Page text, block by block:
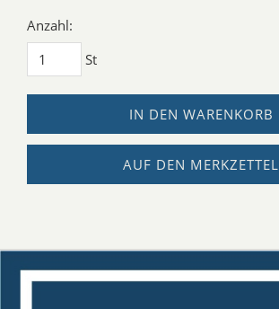
Anzahl:
St
IN DEN WARENKORB
AUF DEN MERKZETTEL